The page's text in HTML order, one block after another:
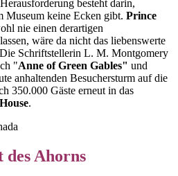
besteht darin,
Museum keine Ecken gibt. Prince
nie einen derartigen
wäre da nicht das liebenswerte
Schriftstellerin L. M. Montgomery
"Anne of Green Gables" und
anhaltenden Besuchersturm auf die
350.000 Gäste erneut in das
.
des Ahorns